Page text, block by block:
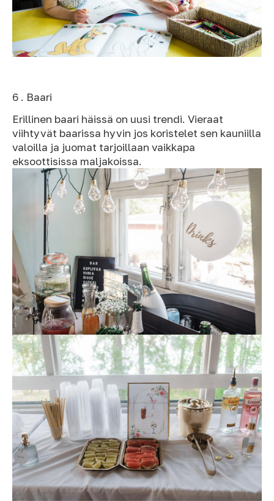
6 . Baari
Erillinen baari häissä on uusi trendi. Vieraat
viihtyvät baarissa hyvin jos koristelet sen kauniilla
valoilla ja juomat tarjoillaan vaikkapa
eksoottisissa maljakoissa.